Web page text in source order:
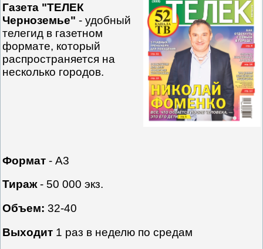
Газета "ТЕЛЕК
Черноземье" - удобный
телегид в газетном
формате, который
распространяется на
несколько городов.
Формат - А3
Тираж- 50 000 экз.
Объем: 32-40
Выходит 1 раз в неделю по средам